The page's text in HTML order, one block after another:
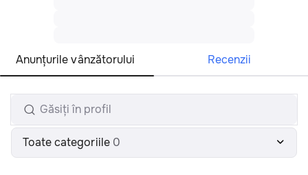
Anunțurile vânzătorului Recenzii
Toate categoriile 0